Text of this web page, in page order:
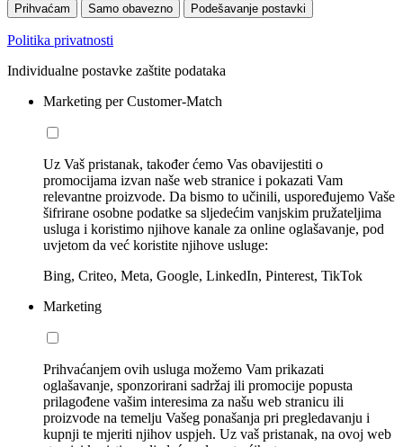
Prihvaćam Samo obavezno Podešavanje postavki
Politika privatnosti
Individualne postavke zaštite podataka
Marketing per Customer-Match
Uz Vaš pristanak, također ćemo Vas obavijestiti o
promocijama izvan naše web stranice i pokazati Vam
relevantne proizvode. Da bismo to učinili, uspoređujemo Vaše
šifrirane osobne podatke sa sljedećim vanjskim pružateljima
usluga i koristimo njihove kanale za online oglašavanje, pod
uvjetom da već koristite njihove usluge:
Bing, Criteo, Meta, Google, LinkedIn, Pinterest, TikTok
Marketing
Prihvaćanjem ovih usluga možemo Vam prikazati
oglašavanje, sponzorirani sadržaj ili promocije popusta
prilagođene vašim interesima za našu web stranicu ili
proizvode na temelju Vašeg ponašanja pri pregledavanju i
kupnji te mjeriti njihov uspjeh. Uz vaš pristanak, na ovoj web